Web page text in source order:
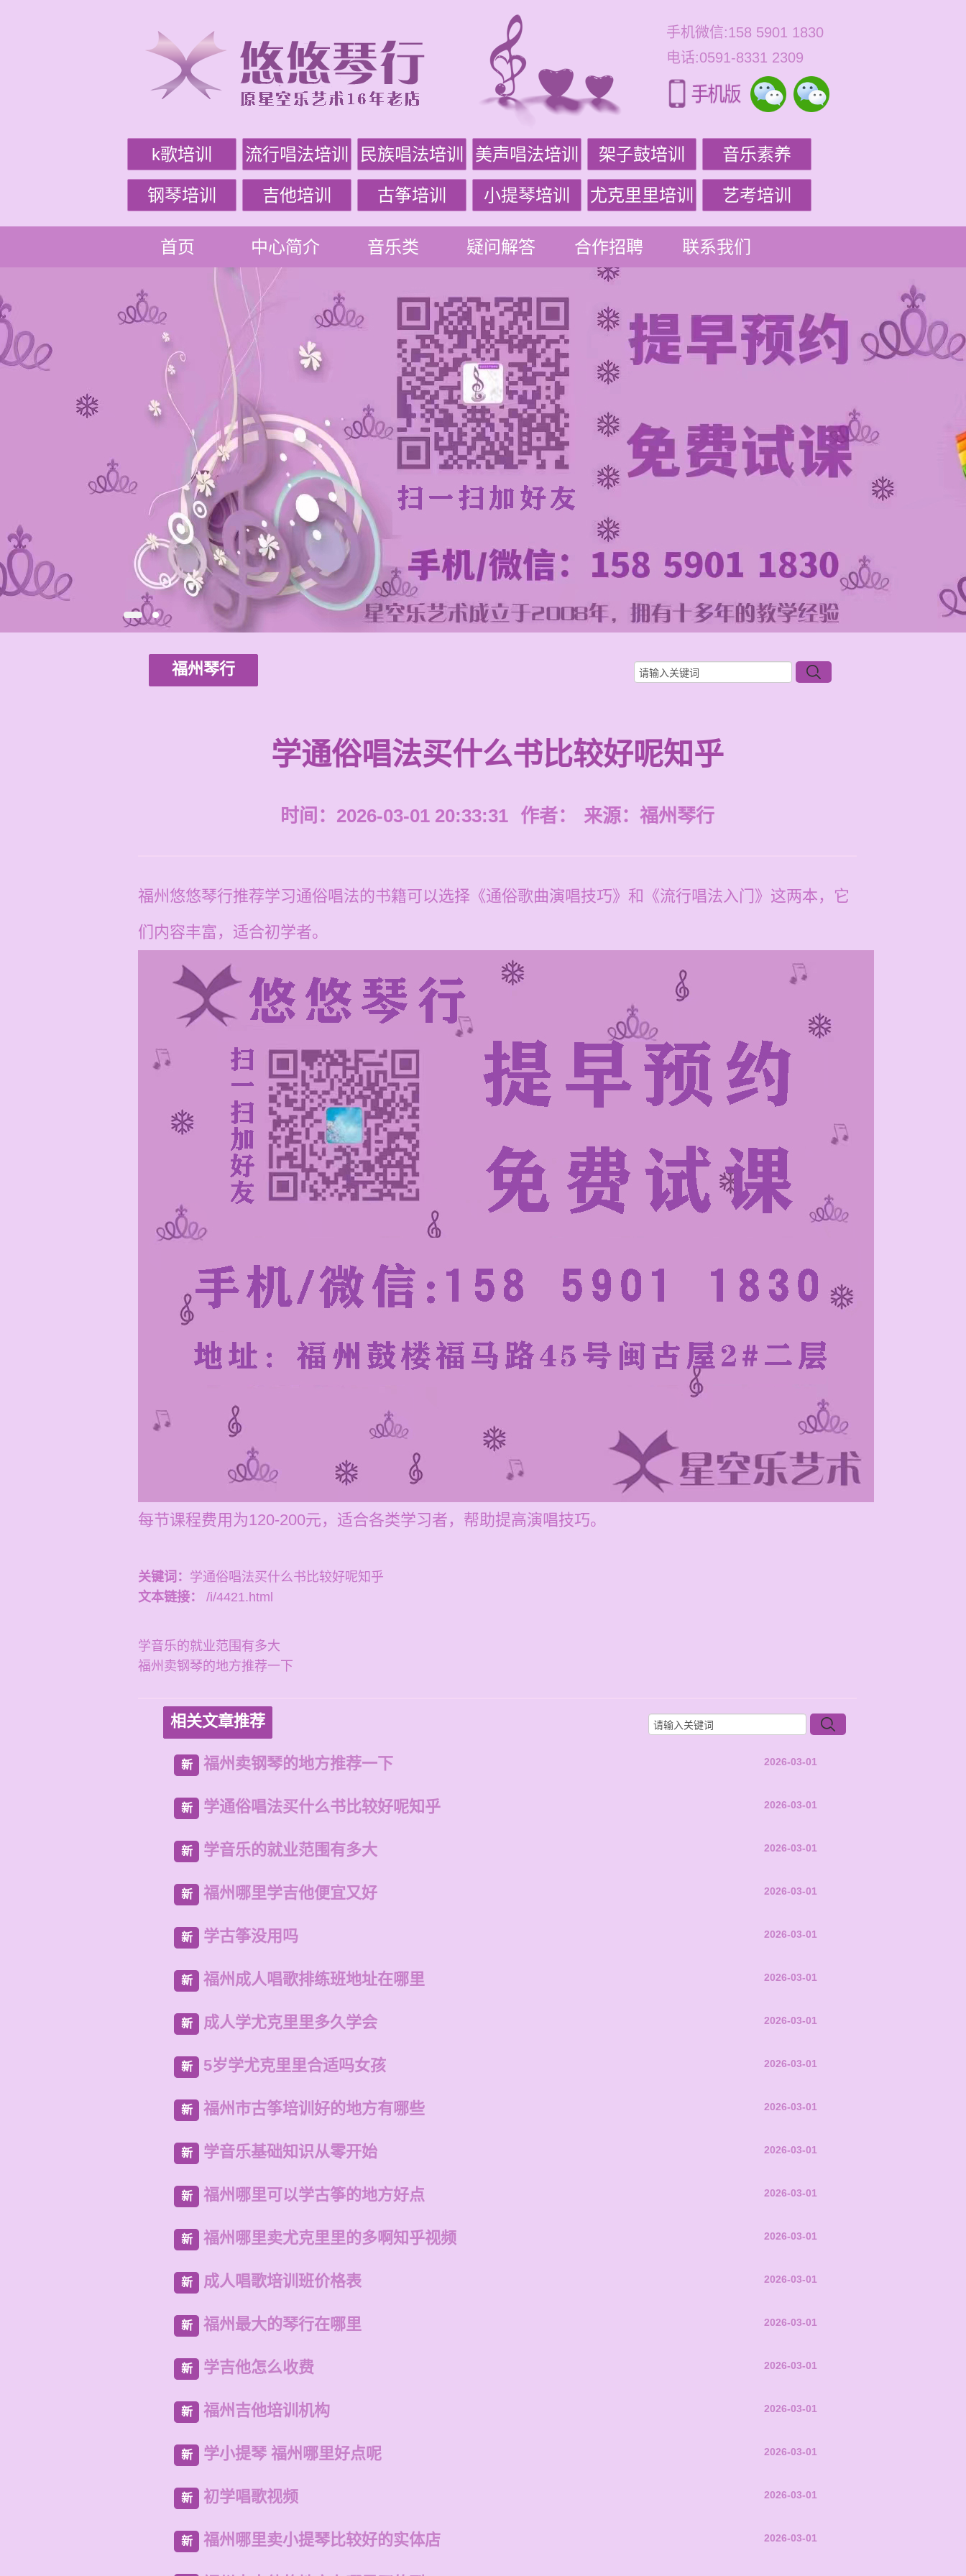
手机微信:158 5901 1830
电话:0591-8331 2309
k歌培训 流行唱法培训 民族唱法培训 美声唱法培训 架子鼓培训 音乐素养
钢琴培训 吉他培训 古筝培训 小提琴培训 尤克里里培训 艺考培训
首页 中心简介 音乐类 疑问解答 合作招聘 联系我们
福州琴行
学通俗唱法买什么书比较好呢知乎
时间：2026-03-01 20:33:31 作者： 来源： 福州琴行
福州悠悠琴行推荐学习通俗唱法的书籍可以选择《通俗歌曲演唱技巧》和《流行唱法入门》这两本，它
们内容丰富，适合初学者。
每节课程费用为120-200元，适合各类学习者，帮助提高演唱技巧。
关键词： 学通俗唱法买什么书比较好呢知乎
文本链接：
/i/4421.html
学音乐的就业范围有多大
福州卖钢琴的地方推荐一下
相关文章推荐
新 福州卖钢琴的地方推荐一下 2026-03-01
新 学通俗唱法买什么书比较好呢知乎 2026-03-01
新 学音乐的就业范围有多大 2026-03-01
新 福州哪里学吉他便宜又好 2026-03-01
新 学古筝没用吗 2026-03-01
新 福州成人唱歌排练班地址在哪里 2026-03-01
新 成人学尤克里里多久学会 2026-03-01
新 5岁学尤克里里合适吗女孩 2026-03-01
新 福州市古筝培训好的地方有哪些 2026-03-01
新 学音乐基础知识从零开始 2026-03-01
新 福州哪里可以学古筝的地方好点 2026-03-01
新 福州哪里卖尤克里里的多啊知乎视频 2026-03-01
新 成人唱歌培训班价格表 2026-03-01
新 福州最大的琴行在哪里 2026-03-01
新 学吉他怎么收费 2026-03-01
新 福州吉他培训机构 2026-03-01
新 学小提琴 福州哪里好点呢 2026-03-01
新 初学唱歌视频 2026-03-01
新 福州哪里卖小提琴比较好的实体店 2026-03-01